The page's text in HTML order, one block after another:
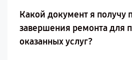
Какой документ я получу
завершения ремонта для
оказанных услуг?